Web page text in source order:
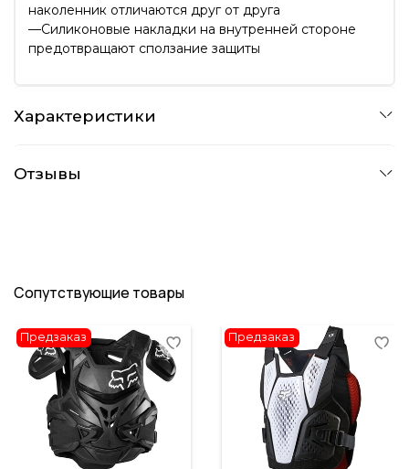
наколенник отличаются друг от друга
—Силиконовые накладки на внутренней стороне
предотвращают сползание защиты
Характеристики
Отзывы
Сопутствующие товары
Предзаказ Предзаказ